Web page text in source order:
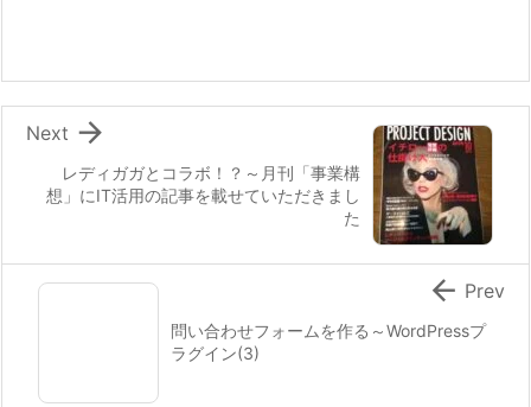
レディガガとコラボ！？～月刊「事業構
想」にIT活用の記事を載せていただきまし
た

Next
問い合わせフォームを作る～WordPressプ
ラグイン(3)
 Prev